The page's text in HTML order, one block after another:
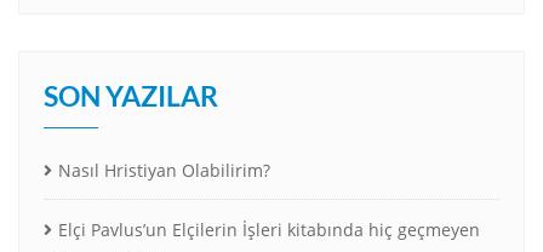
SON YAZILAR
Nasıl Hristiyan Olabilirim?
Elçi Pavlus’un Elçilerin İşleri kitabında hiç geçmeyen